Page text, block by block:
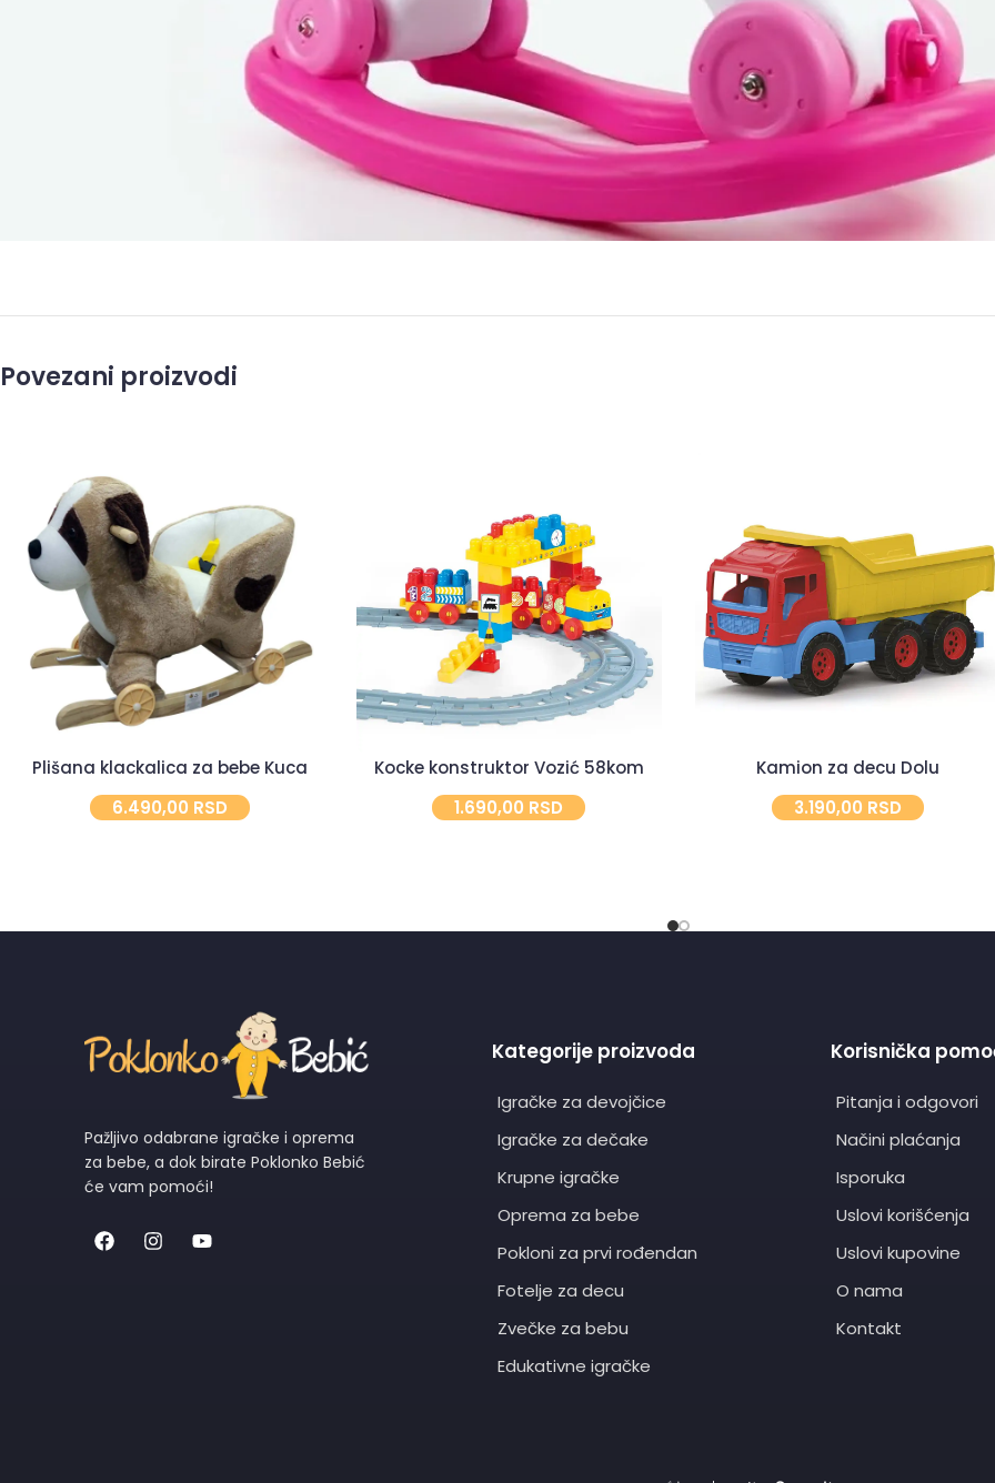
Povezani proizvodi
Plišana klackalica za bebe Kuca
6.490,00 RSD
Kocke konstruktor Vozić 58kom
1.690,00 RSD
Kamion za decu Dolu
3.190,00 RSD
Pažljivo odabrane igračke i oprema
za bebe, a dok birate Poklonko Bebić
će vam pomoći!
Kategorije proizvoda
Igračke za devojčice
Igračke za dečake
Krupne igračke
Oprema za bebe
Pokloni za prvi rođendan
Fotelje za decu
Zvečke za bebu
Edukativne igračke
Korisnička
Pitanja i odgovori
Načini plaćanja
Isporuka
Uslovi korišćenja
Uslovi kupovine
O nama
Kontakt